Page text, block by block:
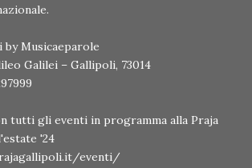
Musicaeparole
Galilei – Gallipoli, 73014
tutti gli eventi in programma alla Praja
'24
eventi/